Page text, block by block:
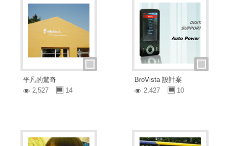
平凡的驚奇
2,527
14
BroVista 設計案
2,427
10